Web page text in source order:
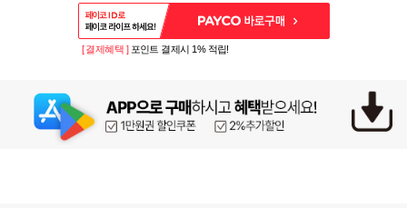
[ 결제혜택 ] 포인트 결제시 1% 적립!